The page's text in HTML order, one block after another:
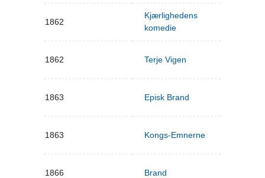
1862
Kjærlighedens
komedie
1862 Terje Vigen
1863 Episk Brand
1863 Kongs-Emnerne
1866 Brand